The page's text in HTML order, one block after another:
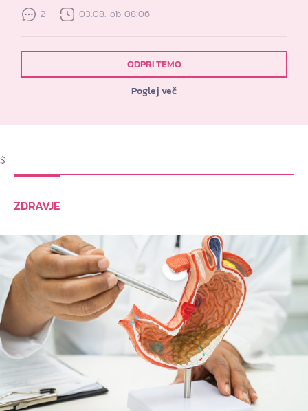
2 03.08. ob 08:06
ODPRI TEMO
Poglej več
$
ZDRAVJE